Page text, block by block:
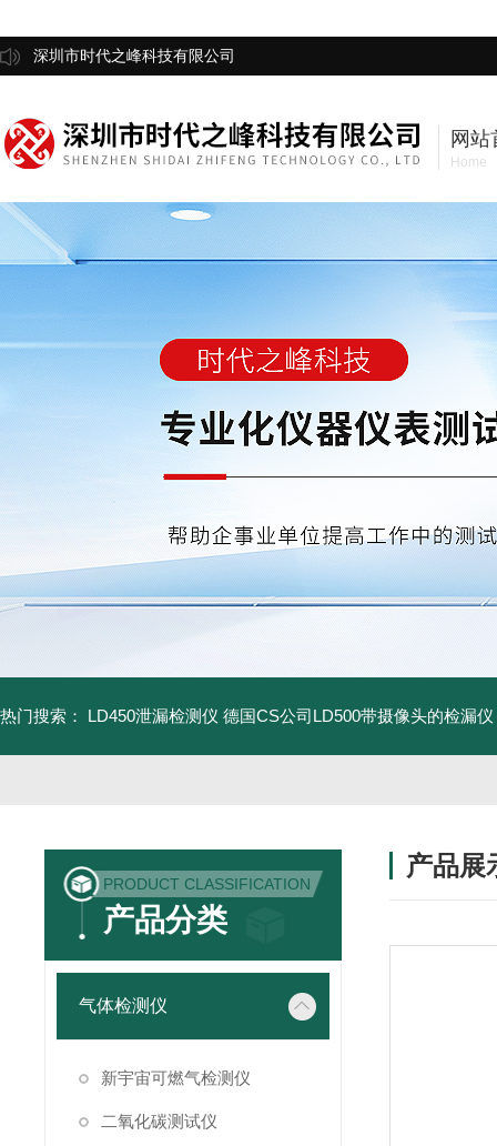
深圳市时代之峰科技有限公司
网站
Home
热门搜索： LD450泄漏检测仪 德国CS公司LD500带摄像头的检漏仪
PRODUCT CLASSIFICATION
产品分类
气体检测仪
新宇宙可燃气检测仪
二氧化碳测试仪
产品展